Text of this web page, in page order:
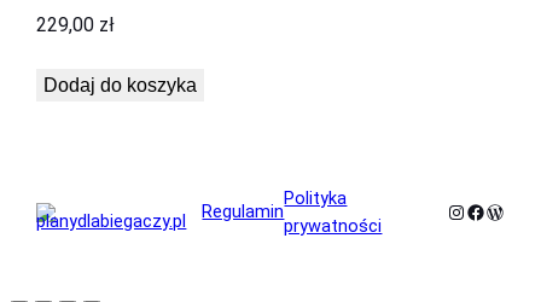
229,00 zł
Dodaj do koszyka
Regulamin
Polityka
prywatności
Instagram